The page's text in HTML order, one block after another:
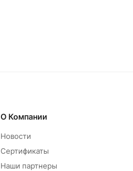
О Компании
Новости
Сертификаты
Наши партнеры